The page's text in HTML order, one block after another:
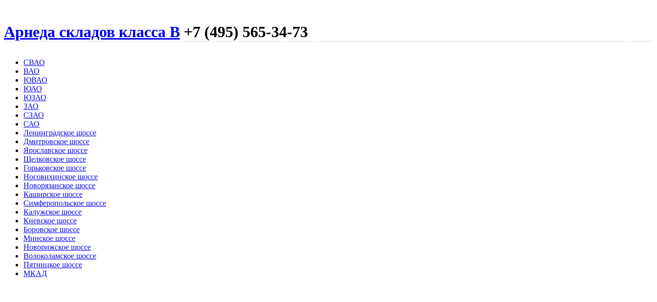
Арнеда складов класса B +7 (495) 565-34-73
СВАО
ВАО
ЮВАО
ЮАО
ЮЗАО
ЗАО
СЗАО
САО
Ленинградское шоссе
Дмитровское шоссе
Ярославское шоссе
Щелковское шоссе
Горьковское шоссе
Носовихинское шоссе
Новорязанское шоссе
Каширское шоссе
Симферопольское шоссе
Калужское шоссе
Киевское шоссе
Боровское шоссе
Минское шоссе
Новорижское шоссе
Волоколамское шоссе
Пятницкое шоссе
МКАД